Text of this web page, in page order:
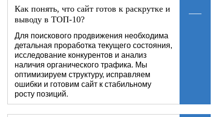
Как понять, что сайт готов к раскрутке и
выводу в ТОП-10?
Для поискового продвижения необходима
детальная проработка текущего состояния,
исследование конкурентов и анализ
наличия органического трафика. Мы
оптимизируем структуру, исправляем
ошибки и готовим сайт к стабильному
росту позиций.